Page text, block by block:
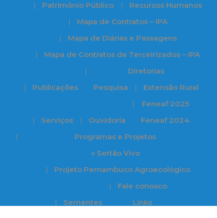
Patrimônio Público
Recursos Humanos
Mapa de Contratos – IPA
Mapa de Diárias e Passagens
Mapa de Contratos de Terceirizados – IPA
Publicações
Diretorias
Pesquisa
Extensão Rural
Serviços Ouvidoria
Feneaf 2025
Feneaf 2024
Programas e Projetos
» Sertão Vivo
Projeto Pernambuco Agroecológico
Sementes
Fale conosco
Links